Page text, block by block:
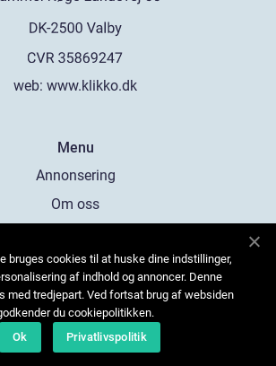
web: www.klikko.dk
Menu
Annonsering
Om oss
Kontakta oss
Sitemap
bruges cookies til at huske dine indstillinger,
af indhold og annoncer. Denne
med tredjepart. Ved fortsat brug af websiden
du cookiepolitikken.
Ok
Privatlivspolitik